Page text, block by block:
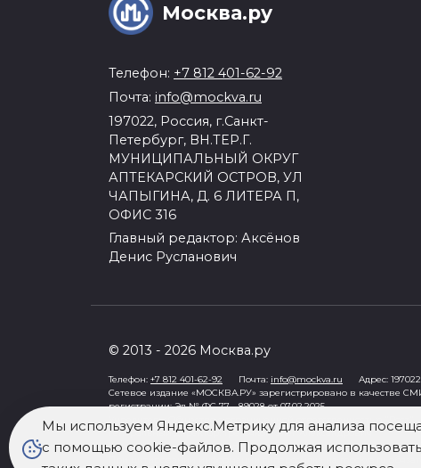
Москва.ру
Телефон: +7 812 401-62-92
Почта: info@mockva.ru
197022, Россия, г.Санкт-
Петербург, ВН.ТЕР.Г.
МУНИЦИПАЛЬНЫЙ ОКРУГ
АПТЕКАРСКИЙ ОСТРОВ, УЛ
ЧАПЫГИНА, Д. 6 ЛИТЕРА П,
ОФИС 316
Главный редактор: Аксёнов
Денис Русланович
© 2013 - 2026 Москва.ру
Телефон: +7 812 401-62-92 Почта: info@mockva.ru Адрес:
Сетевое издание «МОСКВА.РУ» зарегистрировано в качестве
регистрации: Эл № ФС 77 - 89028 от 07.02.2025
Учредитель: Общество с ограниченной ответственностью "Рост"
Генеральный директор: Третьяков Олег Александрович
Знак информационной продукции в случаях, предусмотренных
При цитировании информации гиперссылка на mockva.ru
Мы используем Яндекс.Метрику для анализа
с помощью cookie-файлов. Продолжая использовать